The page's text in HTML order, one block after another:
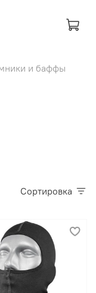
и баффы
Сортировка